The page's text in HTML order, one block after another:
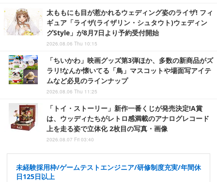
太ももにも目が惹かれるウェディング姿のライザ! フィ
ギュア「ライザ(ライザリン・シュタウト)ウェディン
グStyle」が8月7日より予約受付開始
2026.08.06 Thu 10:15
「ちいかわ」映画グッズ第3弾ほか、多数の新商品がズ
ラリ!なんか懐いてる「鳥」マスコットや場面写アイテ
ムなど必見のラインナップ
2026.08.06 Thu 11:25
「トイ・ストーリー」新作一番くじが発売決定!A賞
は、ウッディたちがレトロ感満載のアナログレコード
上を走る姿で立体化 2枚目の写真・画像
2026.08.07 Fri 03:40
未経験採用枠/ゲームテストエンジニア/研修制度充実/年間休
日125日以上